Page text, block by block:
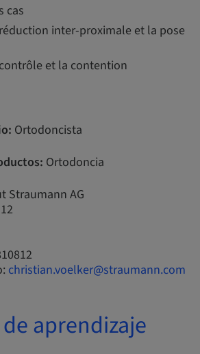
cas
inter-proximale et la pose
et la contention
Ortodoncista
Ortodoncia
Straumann AG
christian.voelker@straumann.com
aprendizaje